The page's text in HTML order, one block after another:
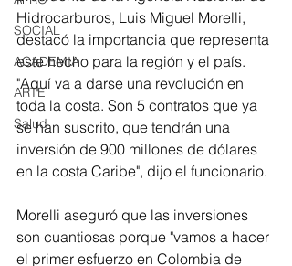
SOCIAL
ACADEMIA
ARTE
Salud
Hidrocarburos, Luis Miguel Morelli,
destacó la importancia que representa
este hecho para la región y el país.
"Aquí va a darse una revolución en
toda la costa. Son 5 contratos que ya
se han suscrito, que tendrán una
inversión de 900 millones de dólares
en la costa Caribe", dijo el funcionario.
Morelli aseguró que las inversiones
son cuantiosas porque "vamos a hacer
el primer esfuerzo en Colombia de